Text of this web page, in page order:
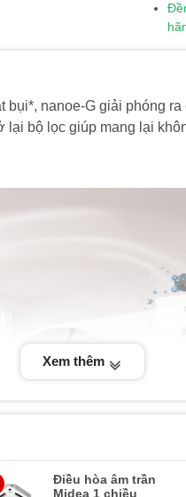
bụi*, nanoe-G giải phóng
bộ lọc giúp mang lại
Xem thêm
Điều hòa âm trần
Midea 1 chiều